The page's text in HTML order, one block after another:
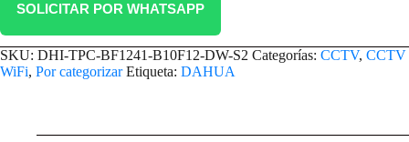
SOLICITAR POR WHATSAPP
SKU: DHI-TPC-BF1241-B10F12-DW-S2 Categorías: CCTV, CCTV
WiFi, Por categorizar Etiqueta: DAHUA